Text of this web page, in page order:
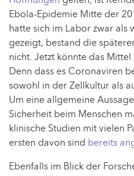
Ebola-Epidemie Mitte der
hatte sich im Labor zwar als
gezeigt, bestand die
nicht. Jetzt könnte das
Denn dass es Coronaviren
sowohl in der Zellkultur als
Um eine allgemeine
Sicherheit beim Menschen
klinische Studien mit vielen
ersten davon sind bereits
Ebenfalls im Blick der